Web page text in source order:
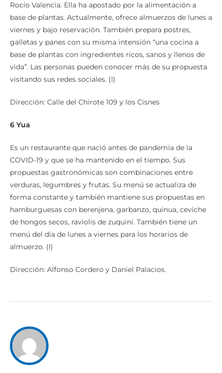
Rocío Valencia. Ella ha apostado por la alimentación a
base de plantas. Actualmente, ofrece almuerzos de lunes a
viernes y bajo reservación. También prepara postres,
galletas y panes con su misma intensión “una cocina a
base de plantas con ingredientes ricos, sanos y llenos de
vida”. Las personas pueden conocer más de su propuesta
visitando sus redes sociales. (I)
Dirección: Calle del Chirote 109 y los Cisnes
6 Yua
Es un restaurante que nació antes de pandemia de la
COVID-19 y que se ha mantenido en el tiempo. Sus
propuestas gastronómicas son combinaciones entre
verduras, legumbres y frutas. Su menú se actualiza de
forma constante y también mantiene sus propuestas en
hamburguesas con berenjena, garbanzo, quinua, ceviche
de hongos secos, raviolis de zuquini. También tiene un
menú del día de lunes a viernes para los horarios de
almuerzo. (I)
Dirección: Alfonso Cordero y Daniel Palacios.